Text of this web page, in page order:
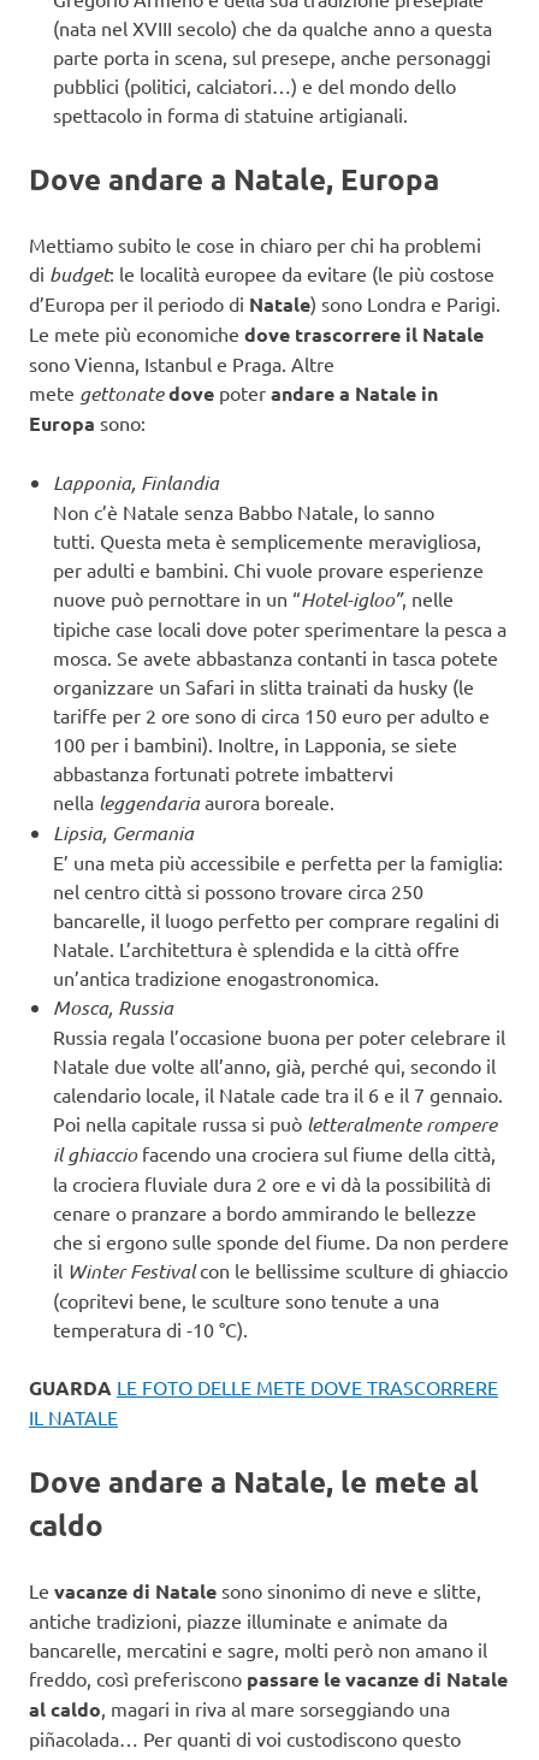
(nata nel XVIII secolo) che da qualche anno a questa
parte porta in scena, sul presepe, anche personaggi
pubblici (politici, calciatori…) e del mondo dello
spettacolo in forma di statuine artigianali.
Dove andare a Natale, Europa
Mettiamo subito le cose in chiaro per chi ha problemi
di budget: le località europee da evitare (le più costose
d’Europa per il periodo di Natale) sono Londra e Parigi.
Le mete più economiche dove trascorrere il Natale
sono Vienna, Istanbul e Praga. Altre
mete gettonatedove poter andare a Natale in
Europa sono:
Lapponia, Finlandia
Non c’è Natale senza Babbo Natale, lo sanno
tutti. Questa meta è semplicemente meravigliosa,
per adulti e bambini. Chi vuole provare esperienze
nuove può pernottare in un “Hotel-igloo”, nelle
tipiche case locali dove poter sperimentare la pesca a
mosca. Se avete abbastanza contanti in tasca potete
organizzare un Safari in slitta trainati da husky (le
tariffe per 2 ore sono di circa 150 euro per adulto e
100 per i bambini). Inoltre, in Lapponia, se siete
abbastanza fortunati potrete imbattervi
nella leggendariaaurora boreale.
Lipsia, Germania
E’ una meta più accessibile e perfetta per la famiglia:
nel centro città si possono trovare circa 250
bancarelle, il luogo perfetto per comprare regalini di
Natale. L’architettura è splendida e la città offre
un’antica tradizione enogastronomica.
Mosca, Russia
Russia regala l’occasione buona per poter celebrare il
Natale due volte all’anno, già, perché qui, secondo il
calendario locale, il Natale cade tra il 6 e il 7 gennaio.
Poi nella capitale russa si può letteralmente rompere
il ghiaccio facendo una crociera sul fiume della città,
la crociera fluviale dura 2 ore e vi dà la possibilità di
cenare o pranzare a bordo ammirando le bellezze
che si ergono sulle sponde del fiume. Da non perdere
il Winter Festivalcon le bellissime sculture di ghiaccio
(copritevi bene, le sculture sono tenute a una
temperatura di -10 °C).
GUARDA LE FOTO DELLE METE DOVE TRASCORRERE
IL NATALE
Dove andare a Natale, le mete al
caldo
Le vacanze di Natale sono sinonimo di neve e slitte,
antiche tradizioni, piazze illuminate e animate da
bancarelle, mercatini e sagre, molti però non amano il
freddo, così preferiscono passare le vacanze di Natale
al caldo , magari in riva al mare sorseggiando una
piñacolada… Per quanti di voi custodiscono questo